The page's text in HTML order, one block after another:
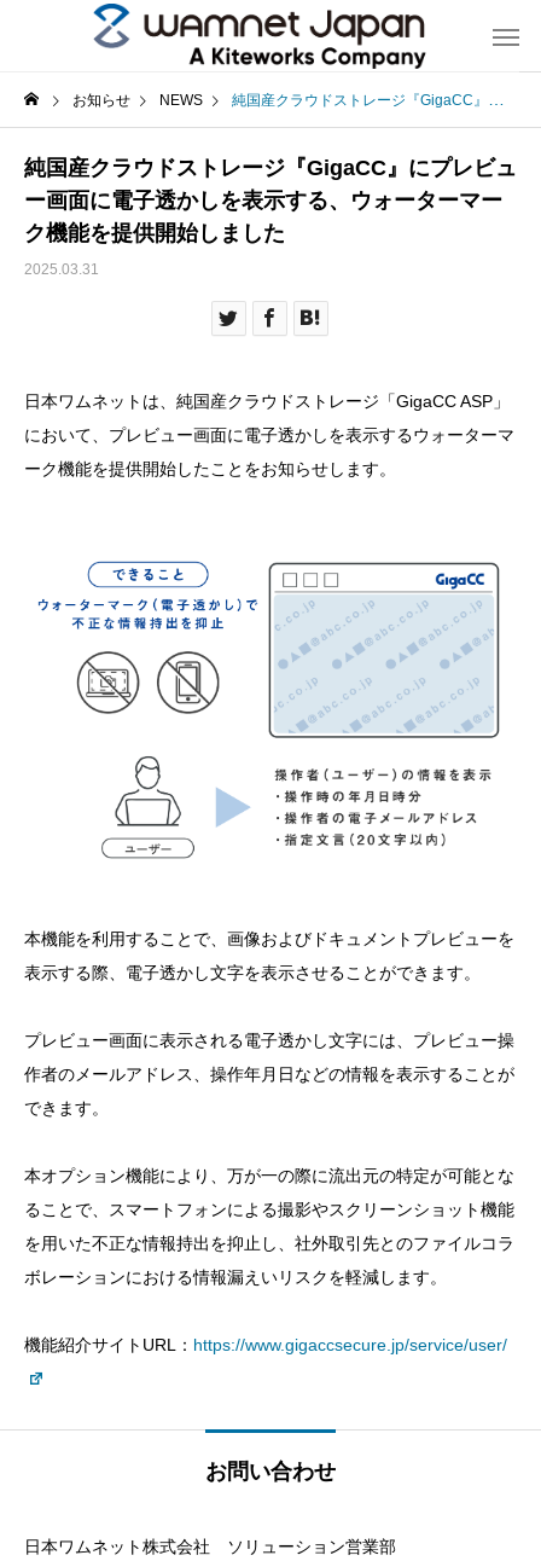
お知らせ NEWS 純国産クラウドストレージ『GigaCC』にプレビュー画面に電子透かしを表示する、ウォーターマーク機能を提供開始しました
純国産クラウドストレージ『GigaCC』にプレビュ
ー画面に電子透かしを表示する、ウォーターマー
ク機能を提供開始しました
2025.03.31
日本ワムネットは、純国産クラウドストレージ「GigaCC ASP」
において、プレビュー画面に電子透かしを表示するウォーターマ
ーク機能を提供開始したことをお知らせします。
本機能を利用することで、画像およびドキュメントプレビューを
表示する際、電子透かし文字を表示させることができます。
プレビュー画面に表示される電子透かし文字には、プレビュー操
作者のメールアドレス、操作年月日などの情報を表示することが
できます。
本オプション機能により、万が一の際に流出元の特定が可能とな
ることで、スマートフォンによる撮影やスクリーンショット機能
を用いた不正な情報持出を抑止し、社外取引先とのファイルコラ
ボレーションにおける情報漏えいリスクを軽減します。
機能紹介サイトURL： https://www.gigaccsecure.jp/service/user/
お問い合わせ
日本ワムネット株式会社 ソリューション営業部